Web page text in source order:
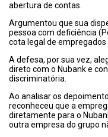
abertura de contas.
Argumentou que sua
pessoa com deficiência
cota legal de empregados
A defesa, por sua vez,
direto com o Nubank e
discriminatória.
Ao analisar os
reconheceu que a
diretamente para o
outra empresa do grupo